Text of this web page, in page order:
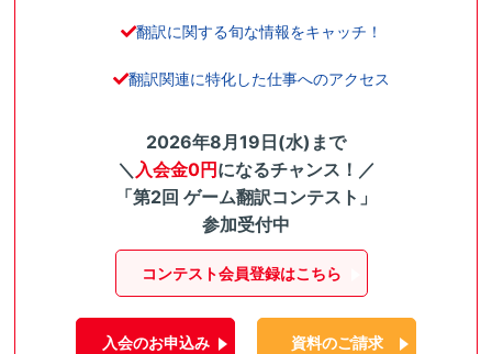
翻訳に関する旬な情報をキャッチ！
翻訳関連に特化した仕事へのアクセス
2026年8月19日(水)まで
＼ 入会金0円になるチャンス！／
「第2回 ゲーム翻訳コンテスト」
参加受付中
コンテスト会員登録はこちら
入会のお申込み 資料のご請求